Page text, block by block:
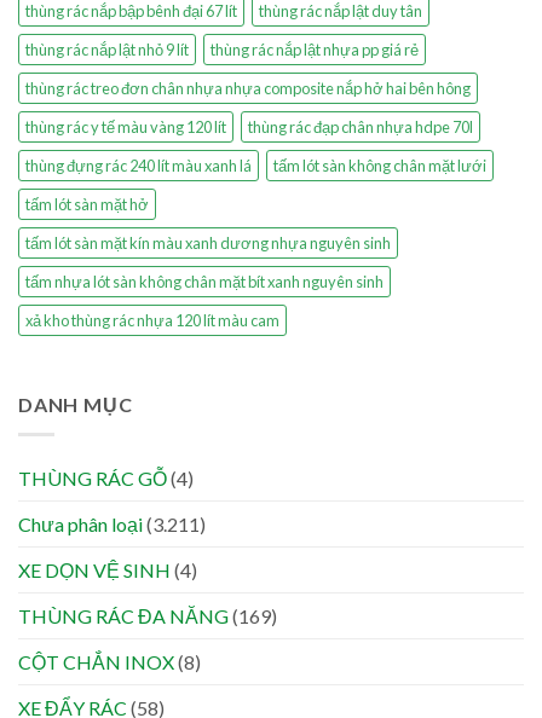
thùng rác nắp bập bênh đại 67 lít
thùng rác nắp lật duy tân
thùng rác nắp lật nhỏ 9 lít
thùng rác nắp lật nhựa pp giá rẻ
thùng rác treo đơn chân nhựa nhựa composite nắp hở hai bên hông
thùng rác y tế màu vàng 120 lít
thùng rác đạp chân nhựa hdpe 70l
thùng đựng rác 240 lít màu xanh lá
tấm lót sàn không chân mặt lưới
tấm lót sàn mặt hở
tấm lót sàn mặt kín màu xanh dương nhựa nguyên sinh
tấm nhựa lót sàn không chân mặt bít xanh nguyên sinh
xả kho thùng rác nhựa 120 lít màu cam
DANH MỤC
THÙNG RÁC GỖ(4)
Chưa phân loại(3.211)
XE DỌN VỆ SINH (4)
THÙNG RÁC ĐA NĂNG(169)
CỘT CHẮN INOX(8)
XE ĐẨY RÁC (58)